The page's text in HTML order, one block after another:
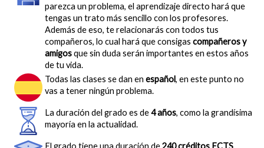
parezca un problema, el aprendizaje directo hará que
tengas un trato más sencillo con los profesores.
Además de eso, te relacionarás con todos tus
compañeros, lo cual hará que consigas compañeros y
amigosque sin duda serán importantes en estos años
de tu vida.
Todas las clases se dan en español, en este punto no
vas a tener ningún problema.
La duración del grado es de4 años, como la grandísima
mayoría en la actualidad.
El grado tiene una duración de240 créditos ECTS,